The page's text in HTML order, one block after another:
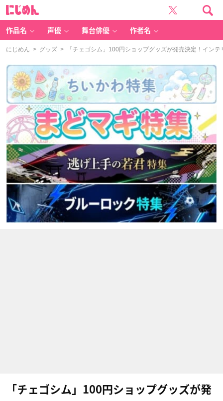
作品名 声優 舞台俳優 作者名
にじめん > グッズ > 「チェゴシム」100円ショップグッズが発売決定！イン
「チェゴシム」100円ショップグッズが発